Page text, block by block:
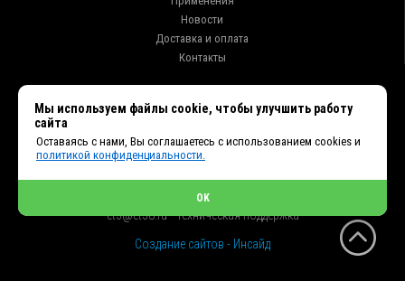
Новости
Доставка и оплата
Контакты
+7 (914) 010-76-83, 8 (3952) 93-27-93 - Отдел продаж
+7 (950) 075-85-99 - Техническая поддержка
et2@et38.ru - Отдел продаж
et3@et38.ru - Техническая поддержка
Создание сайтов - Инсайд
Мы используем файлы cookie, чтобы улучшить работу
сайта
Оставаясь с нами, Вы соглашаетесь с использованием cookies и
политикой конфиденциальности.
OK